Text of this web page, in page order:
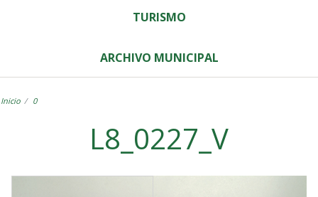
TURISMO
ARCHIVO MUNICIPAL
Inicio 0
L8_0227_V